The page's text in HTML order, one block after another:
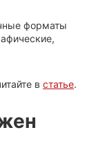
форматы
в статье.